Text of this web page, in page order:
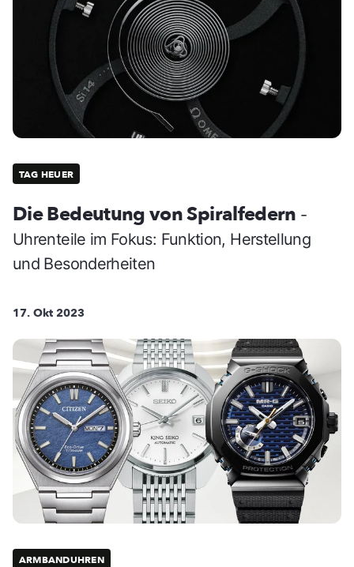
TAG HEUER
Die Bedeutung von Spiralfedern -
Uhrenteile im Fokus: Funktion, Herstellung
und Besonderheiten
17. Okt 2023
ARMBANDUHREN